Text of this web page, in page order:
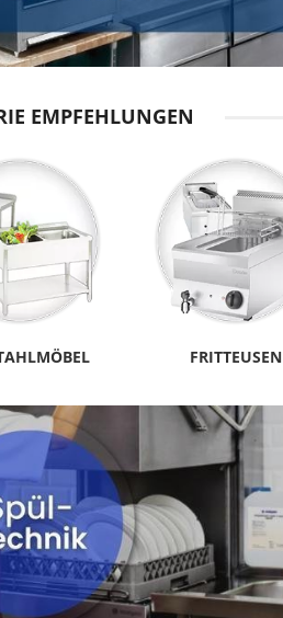
EMPFEHLUNGEN
FRITTEUSEN